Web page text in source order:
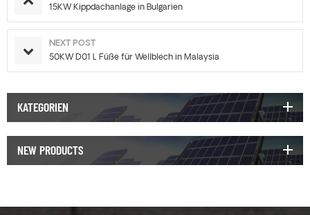
15KW Kippdachanlage in Bulgarien
NEXT POST
50KW D01 L Füße für Wellblech in Malaysia
KATEGORIEN
NEW PRODUCTS